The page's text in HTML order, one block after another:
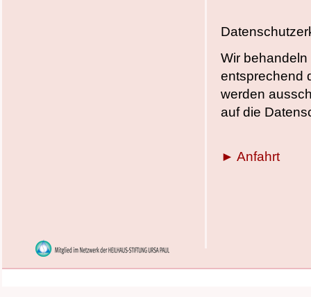
Wir
entsprechend
werden
auf die
► Anfahrt